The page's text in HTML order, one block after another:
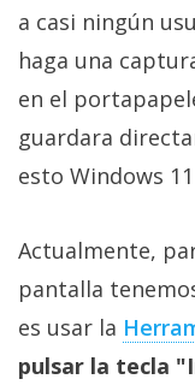
Contacto
/
Sobre
nosotros
/
Publicidad
Cambiar
opciones
de
privacidad
/
a casi ningún
haga una
en el
guardara
esto Windows
Actualmente,
pantalla
es usar la
pulsar la tecla